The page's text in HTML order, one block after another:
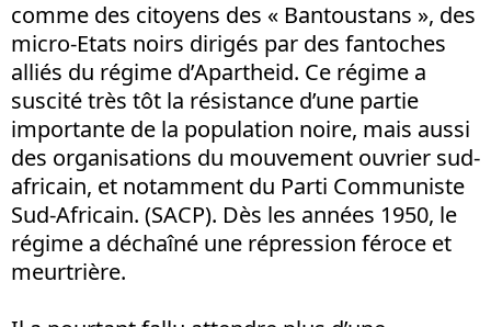
comme des citoyens des « Bantoustans », des
micro-Etats noirs dirigés par des fantoches
alliés du régime d’Apartheid. Ce régime a
suscité très tôt la résistance d’une partie
importante de la population noire, mais aussi
des organisations du mouvement ouvrier sud-
africain, et notamment du Parti Communiste
Sud-Africain. (SACP). Dès les années 1950, le
régime a déchaîné une répression féroce et
meurtrière.